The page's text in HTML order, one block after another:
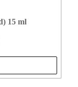
15 ml